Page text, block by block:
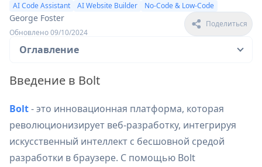
AI Code Assistant AI Website Builder No-Code & Low-Code
George Foster
Обновлено 09/10/2024
Поделиться
Оглавление
Введение в Bolt
Bolt- это инновационная платформа, которая
революционизирует веб-разработку, интегрируя
искусственный интеллект с бесшовной средой
разработки в браузере. С помощью Bolt